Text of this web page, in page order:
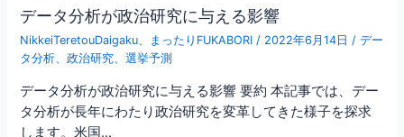
データ分析が政治研究に与える影響
NikkeiTeretouDaigaku、 まったりFUKABORI / 2022年6月14日 /デー
タ分析、政治研究、選挙予測
データ分析が政治研究に与える影響 要約 本記事では、デー
タ分析が長年にわたり政治研究を変革してきた様子を探求
します。米国…